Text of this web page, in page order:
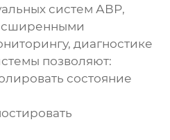
систем АВР,
диагностике
позволяют:
состояние